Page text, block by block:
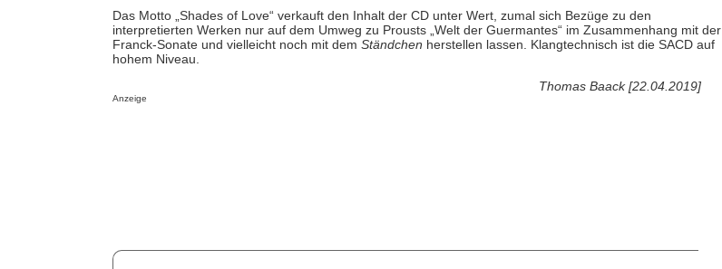
Das Motto „Shades of Love“ verkauft den Inhalt der CD unter Wert, zumal sich Bezüge zu den
interpretierten Werken nur auf dem Umweg zu Prousts „Welt der Guermantes“ im Zusammenhang mit der
Franck-Sonate und vielleicht noch mit dem Ständchen herstellen lassen. Klangtechnisch ist die SACD auf
hohem Niveau.
Thomas Baack [22.04.2019]
Anzeige